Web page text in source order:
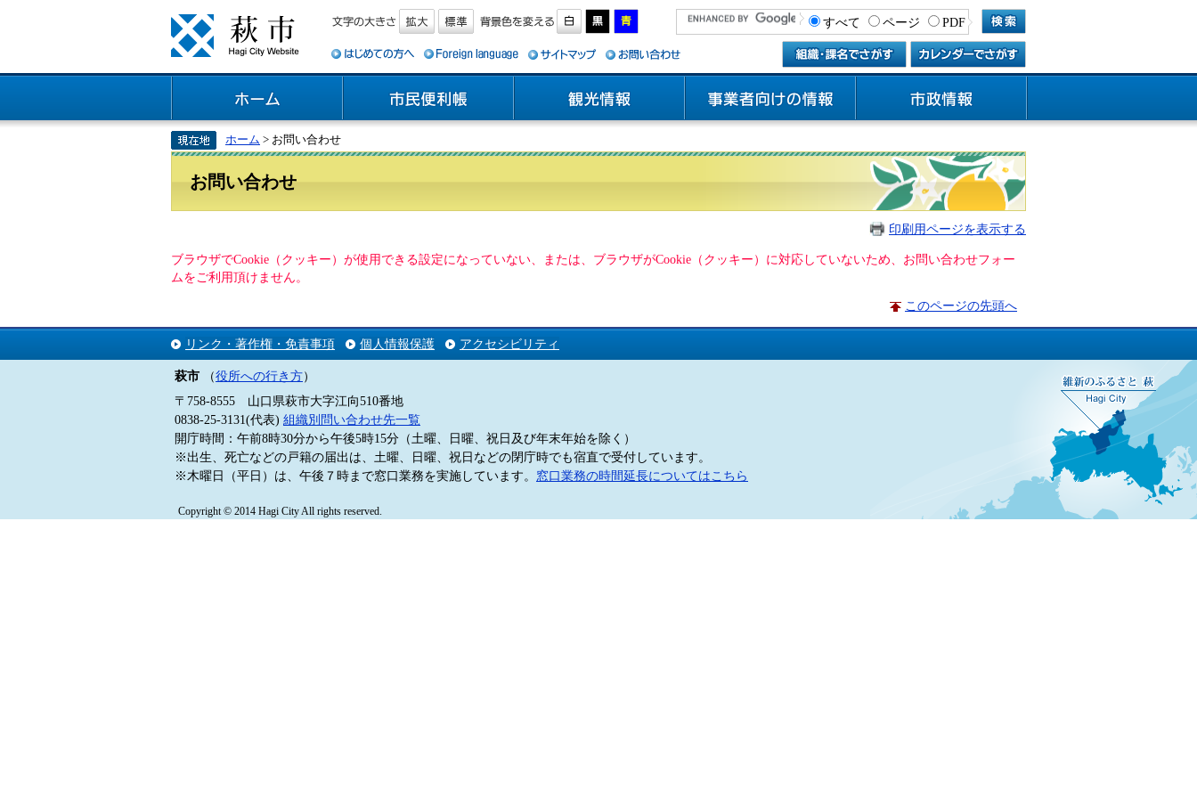
すべて ページ PDF
ホーム > お問い合わせ
お問い合わせ
印刷用ページを表示する
ブラウザでCookie（クッキー）が使用できる設定になっていない、または、ブラウザがCookie（クッキー）に対応していないため、お問い合わせフォー
ムをご利用頂けません。
このページの先頭へ
リンク・著作権・免責事項 個人情報保護 アクセシビリティ
萩市 （役所への行き方）
〒758-8555 山口県萩市大字江向510番地
0838-25-3131(代表) 組織別問い合わせ先一覧
開庁時間：午前8時30分から午後5時15分（土曜、日曜、祝日及び年末年始を除く）
※出生、死亡などの戸籍の届出は、土曜、日曜、祝日などの閉庁時でも宿直で受付しています。
※木曜日（平日）は、午後７時まで窓口業務を実施しています。 窓口業務の時間延長についてはこちら
Copyright © 2014 Hagi City All rights reserved.